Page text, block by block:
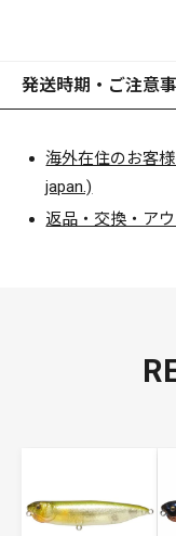
発送時期・ご注意
海外在住のお客
japan.)
返品・交換・ア